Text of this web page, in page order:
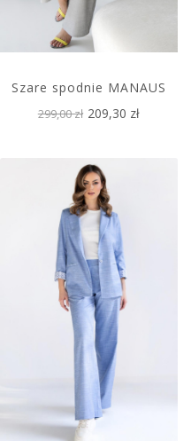
Szare spodnie MANAUS
299,00 zł 209,30 zł